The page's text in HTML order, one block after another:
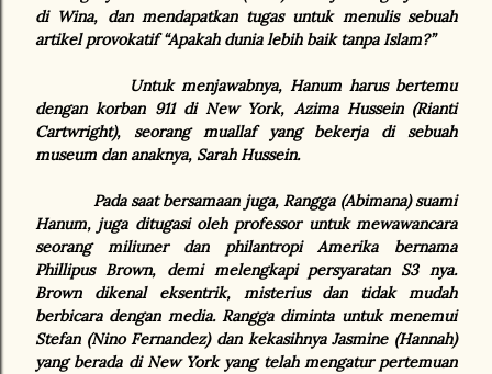
di Wina, dan mendapatkan tugas untuk menulis sebuah
artikel provokatif “Apakah dunia lebih baik tanpa Islam?”
Untuk menjawabnya, Hanum harus bertemu
dengan korban 911 di New York, Azima Hussein (Rianti
Cartwright), seorang muallaf yang bekerja di sebuah
museum dan anaknya, Sarah Hussein.
Pada saat bersamaan juga, Rangga (Abimana) suami
Hanum, juga ditugasi oleh professor untuk mewawancara
seorang miliuner dan philantropi Amerika bernama
Phillipus Brown, demi melengkapi persyaratan S3 nya.
Brown dikenal eksentrik, misterius dan tidak mudah
berbicara dengan media. Rangga diminta untuk menemui
Stefan (Nino Fernandez) dan kekasihnya Jasmine (Hannah)
yang berada di New York yang telah mengatur pertemuan